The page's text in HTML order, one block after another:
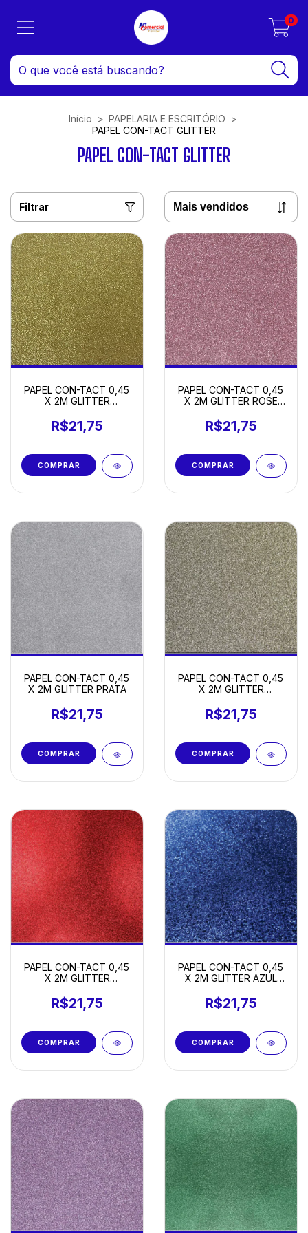
0
Início > PAPELARIA E ESCRITÓRIO >
PAPEL CON-TACT GLITTER
PAPEL CON-TACT GLITTER
Filtrar
PAPEL CON-TACT 0,45
X 2M GLITTER
R$21,75
PAPEL CON-TACT 0,45
X 2M GLITTER ROSE
R$21,75
PAPEL CON-TACT 0,45
X 2M GLITTER PRATA
R$21,75
PAPEL CON-TACT 0,45
X 2M GLITTER
R$21,75
PAPEL CON-TACT 0,45
X 2M GLITTER
R$21,75
PAPEL CON-TACT 0,45
X 2M GLITTER AZUL
R$21,75